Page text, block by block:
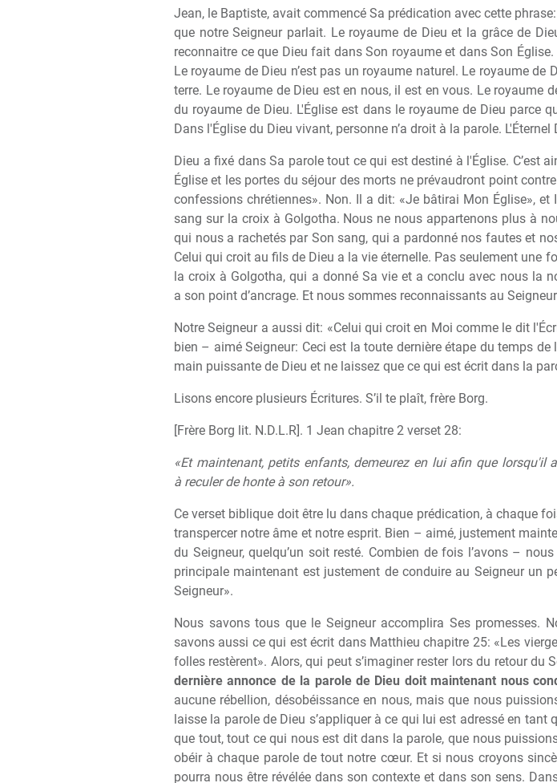
Jean, le Baptiste, avait commencé Sa prédication avec cette
que notre Seigneur parlait. Le royaume de Dieu et la grâce de
reconnaitre ce que Dieu fait dans Son royaume et dans Son
Le royaume de Dieu n’est pas un royaume naturel. Le royaume
terre. Le royaume de Dieu est en nous, il est en vous. Le royaume
du royaume de Dieu. L'Église est dans le royaume de Dieu parce
Dans l'Église du Dieu vivant, personne n’a droit à la parole.
Dieu a fixé dans Sa parole tout ce qui est destiné à l'Église. C’est
Église et les portes du séjour des morts ne prévaudront point
confessions chrétiennes». Non. Il a dit: «Je bâtirai Mon Église»,
sang sur la croix à Golgotha. Nous ne nous appartenons plus à
qui nous a rachetés par Son sang, qui a pardonné nos fautes et
Celui qui croit au fils de Dieu a la vie éternelle. Pas seulement une
la croix à Golgotha, qui a donné Sa vie et a conclu avec nous la
a son point d’ancrage. Et nous sommes reconnaissants au
Notre Seigneur a aussi dit: «Celui qui croit en Moi comme le dit
bien – aimé Seigneur: Ceci est la toute dernière étape du temps
main puissante de Dieu et ne laissez que ce qui est écrit dans la
Lisons encore plusieurs Écritures. S’il te plaît, frère Borg.
[Frère Borg lit. N.D.L.R]. 1 Jean chapitre 2 verset 28:
«Et maintenant, petits enfants, demeurez en lui afin que
à reculer de honte à son retour».
Ce verset biblique doit être lu dans chaque prédication, à chaque
transpercer notre âme et notre esprit. Bien – aimé, justement
du Seigneur, quelqu’un soit resté. Combien de fois l’avons –
principale maintenant est justement de conduire au Seigneur un
Seigneur».
Nous savons tous que le Seigneur accomplira Ses promesses.
savons aussi ce qui est écrit dans Matthieu chapitre 25: «Les
folles restèrent». Alors, qui peut s’imaginer rester lors du retour
dernière annonce de la parole de Dieu doit maintenant nous
aucune rébellion, désobéissance en nous, mais que nous
laisse la parole de Dieu s’appliquer à ce qui lui est adressé en
que tout, tout ce qui nous est dit dans la parole, que nous
obéir à chaque parole de tout notre cœur. Et si nous croyons
pourra nous être révélée dans son contexte et dans son sens.